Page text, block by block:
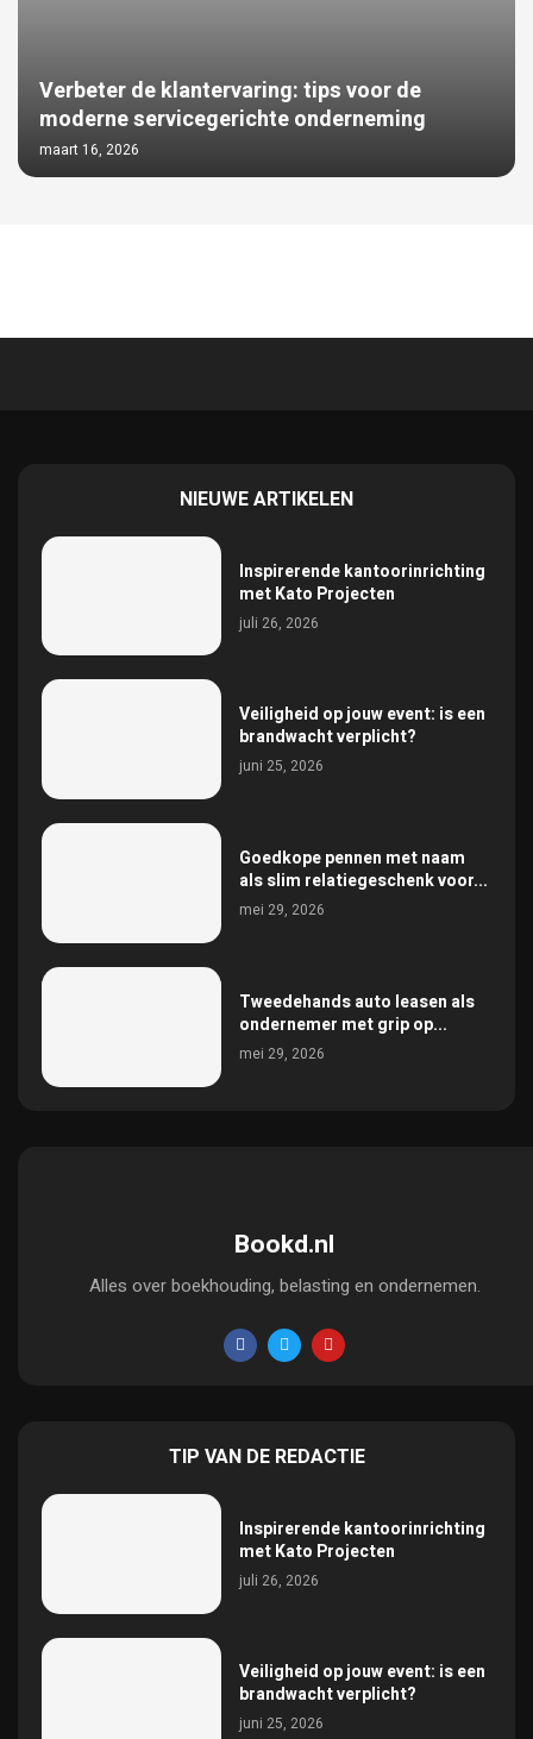
Verbeter de klantervaring: tips voor de
moderne servicegerichte onderneming
maart 16, 2026
NIEUWE ARTIKELEN
Inspirerende kantoorinrichting
met Kato Projecten
juli 26, 2026
Veiligheid op jouw event: is een
brandwacht verplicht?
juni 25, 2026
Goedkope pennen met naam
als slim relatiegeschenk voor...
mei 29, 2026
Tweedehands auto leasen als
ondernemer met grip op...
mei 29, 2026
Bookd.nl
Alles over boekhouding, belasting en ondernemen.
TIP VAN DE REDACTIE
Inspirerende kantoorinrichting
met Kato Projecten
juli 26, 2026
Veiligheid op jouw event: is een
brandwacht verplicht?
juni 25, 2026